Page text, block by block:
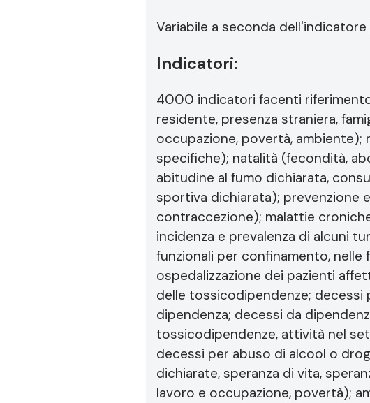
Variabile a seconda
Indicatori:
4000 indicatori facenti
residente, presenza straniera,
occupazione, povertà,
specifiche); natalità (fecondità,
abitudine al fumo dichiarata,
sportiva dichiarata); prevenzione
contraccezione); malattie
incidenza e prevalenza di alcuni
funzionali per confinamento, nelle
ospedalizzazione dei pazienti
delle tossicodipendenze;
dipendenza; decessi da
tossicodipendenze, attività nel
decessi per abuso di alcool o
dichiarate, speranza di vita,
lavoro e occupazione, povertà);